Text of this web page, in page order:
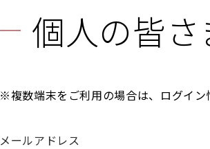
個人の皆
※複数端末をご利用の場合は、ログイ
メールアドレス